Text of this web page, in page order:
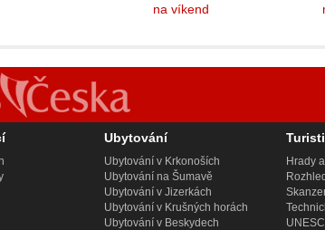
na víkend
Ubytování
Ubytování v Krkonoších
Ubytování na Šumavě
Ubytování v Jizerkách
Ubytování v Krušných horách
Ubytování v Beskydech
Hrady